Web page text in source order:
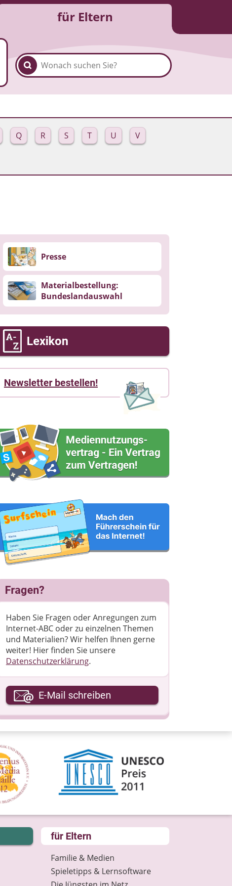
für Eltern
Q R S T U
V
Presse
Materialbestellung:
Bundeslandauswahl
Lexikon
Newsletter bestellen!
Fragen?
Haben Sie Fragen oder Anregungen zum
Internet-ABC oder zu einzelnen Themen
und Materialien? Wir helfen Ihnen gerne
weiter! ​Hier finden Sie unsere
Datenschutzerklärung.
Ihre E-Mail-Adresse
Ihre Nachricht
E-Mail schreiben
für Eltern
Familie & Medien
Spieletipps & Lernsoftware